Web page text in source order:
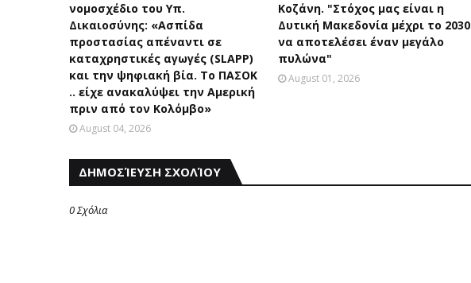
νομοσχέδιο του Υπ.
Δικαιοσύνης: «Ασπίδα
προστασίας απέναντι σε
καταχρηστικές αγωγές (SLAPP)
και την ψηφιακή βία. Το ΠΑΣΟΚ
.. είχε ανακαλύψει την Αμερική
πριν από τον Κολόμβο»
August 04, 2026
Κοζάνη. "Στόχος μας είναι η
Δυτική Μακεδονία μέχρι το 2030
να αποτελέσει έναν μεγάλο
πυλώνα"
August 01, 2026
ΔΗΜΟΣΊΕΥΣΗ ΣΧΟΛΊΟΥ
0 Σχόλια